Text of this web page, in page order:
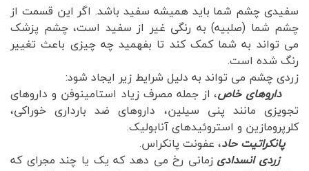
سفیدی چشم شما باید همیشه سفید باشد. اگر این قسمت از
چشم شما (صلبیه) به رنگی غیر از سفید است، چشم پزشک
می تواند به شما کمک کند تا بفهمید چه چیزی باعث تغییر
رنگ شده است.
زردی چشم می تواند به دلیل شرایط زیر ایجاد شود:
داروهای خاص، از جمله مصرف زیاد استامینوفن و داروهای
تجویزی مانند پنی سیلین، داروهای ضد بارداری خوراکی،
کلرپرومازین و استروئیدهای آنابولیک.
پانکراتیت حاد، عفونت پانکراس.
زردی انسدادی زمانی رخ می دهد که یک یا چند مجرای که